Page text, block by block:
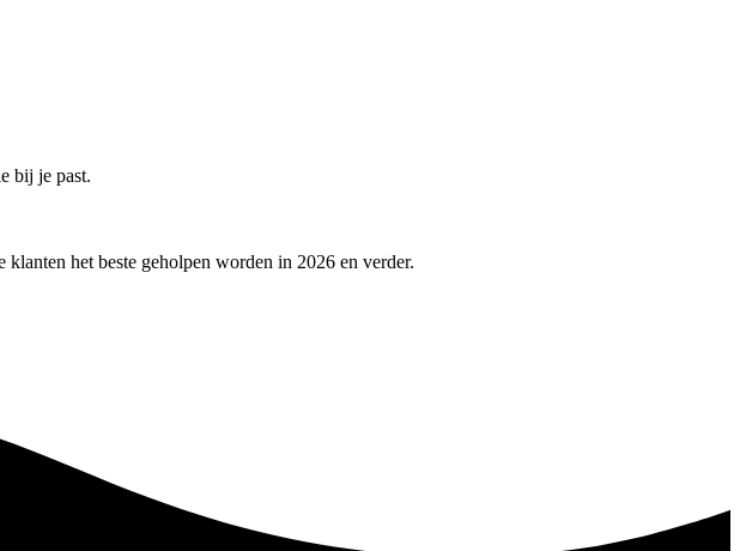
bij je past.
klanten het beste geholpen worden in 2026 en verder.